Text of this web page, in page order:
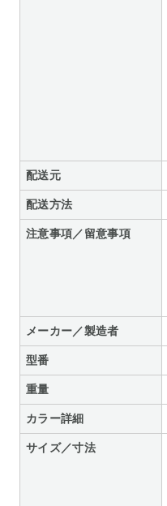
配送元
配送方法
注意事項／留意事項
メーカー／製造者
型番
重量
カラー詳細
サイズ／寸法